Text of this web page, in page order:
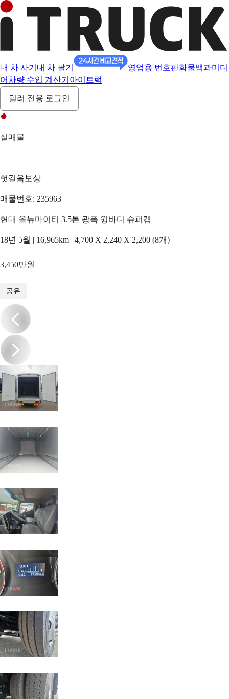
내 차 사기 내 차 팔기 영업용 번호판화물백과미디
어 차량 수입 계산기 아이트럭
딜러 전용 로그인
실매물
헛걸음보상
매물번호: 235963
현대 올뉴마이티 3.5톤 광폭 윙바디 슈퍼캡
18년 5월 | 16,965km | 4,700 X 2,240 X 2,200 (8개)
3,450만원
공유
/15